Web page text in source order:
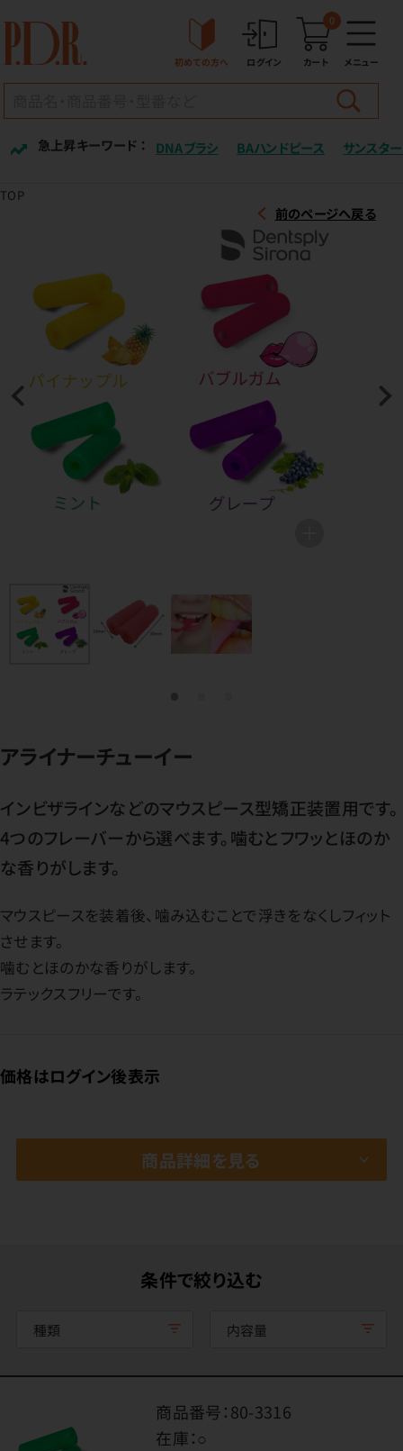
初めての方へ ログイン カート
0
メニュー
急上昇キーワード ： DNAブラシ BAハンドピース サンスター
TOP
前のページへ戻る
アライナーチューイー
インビザラインなどのマウスピース型矯正装置用です。
4つのフレーバーから選べます。噛むとフワッとほのか
な香りがします。
マウスピースを装着後、噛み込むことで浮きをなくしフィット
させます。
噛むとほのかな香りがします。
ラテックスフリーです。
価格はログイン後表示
商品詳細を見る
条件で絞り込む
種類 内容量
商品番号：80-3316
在庫：○